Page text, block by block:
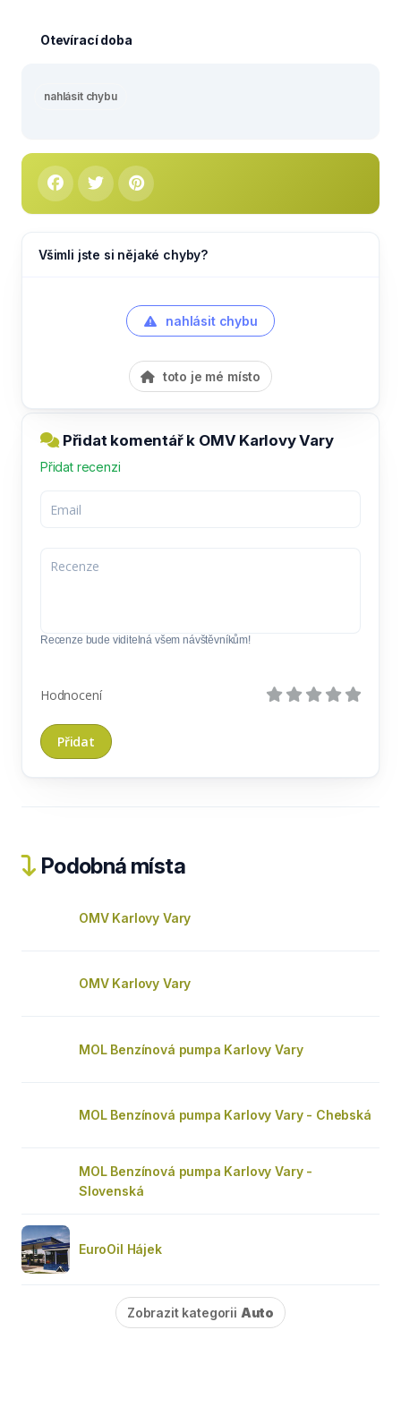
Otevírací doba
nahlásit chybu
Všimli jste si nějaké chyby?
nahlásit chybu
toto je mé místo
Přidat komentář k OMV Karlovy Vary
Přidat recenzi
Recenze bude viditelná všem návštěvníkům!
Hodnocení
Podobná místa
OMV Karlovy Vary
OMV Karlovy Vary
MOL Benzínová pumpa Karlovy Vary
MOL Benzínová pumpa Karlovy Vary - Chebská
MOL Benzínová pumpa Karlovy Vary -
Slovenská
EuroOil Hájek
Zobrazit kategorii Auto